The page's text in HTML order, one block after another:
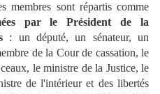
membres sont répartis comme
par le Président de la
: un député, un sénateur, un
de la Cour de cassation, le
le ministre de la Justice, le
de l'intérieur et des libertés